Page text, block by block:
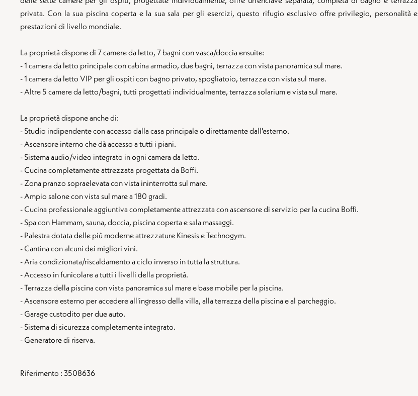
privata. Con la sua piscina coperta e la sua sala per gli esercizi, questo rifugio esclusivo offre privilegio, personalità e
prestazioni di livello mondiale.
La proprietà dispone di 7 camere da letto, 7 bagni con vasca/doccia ensuite:
- 1 camera da letto principale con cabina armadio, due bagni, terrazza con vista panoramica sul mare.
- 1 camera da letto VIP per gli ospiti con bagno privato, spogliatoio, terrazza con vista sul mare.
- Altre 5 camere da letto/bagni, tutti progettati individualmente, terrazza solarium e vista sul mare.
La proprietà dispone anche di:
- Studio indipendente con accesso dalla casa principale o direttamente dall'esterno.
- Ascensore interno che dà accesso a tutti i piani.
- Sistema audio/video integrato in ogni camera da letto.
- Cucina completamente attrezzata progettata da Boffi.
- Zona pranzo sopraelevata con vista ininterrotta sul mare.
- Ampio salone con vista sul mare a 180 gradi.
- Cucina professionale aggiuntiva completamente attrezzata con ascensore di servizio per la cucina Boffi.
- Spa con Hammam, sauna, doccia, piscina coperta e sala massaggi.
- Palestra dotata delle più moderne attrezzature Kinesis e Technogym.
- Cantina con alcuni dei migliori vini.
- Aria condizionata/riscaldamento a ciclo inverso in tutta la struttura.
- Accesso in funicolare a tutti i livelli della proprietà.
- Terrazza della piscina con vista panoramica sul mare e base mobile per la piscina.
- Ascensore esterno per accedere all'ingresso della villa, alla terrazza della piscina e al parcheggio.
- Garage custodito per due auto.
- Sistema di sicurezza completamente integrato.
- Generatore di riserva.
Riferimento : 3508636